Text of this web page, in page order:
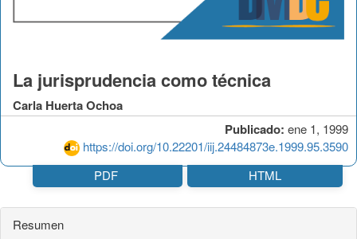
Publicado: ene 1, 1999
https://doi.org/10.22201/iij.24484873e.1999.95.3590
La jurisprudencia como técnica
Carla Huerta Ochoa
PDF HTML
Resumen